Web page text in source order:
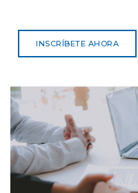
INSCRÍBETE AHORA